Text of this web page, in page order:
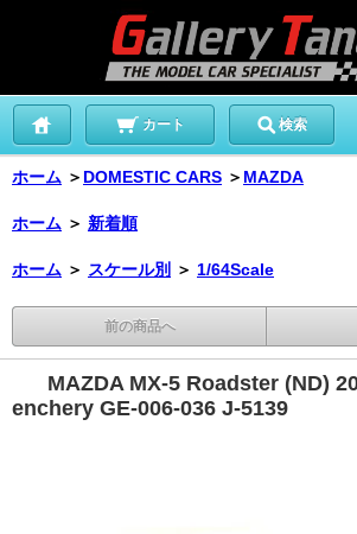
カート 検索
ホーム ＞ DOMESTIC CARS ＞ MAZDA
ホーム ＞ 新着順
ホーム ＞ スケール別 ＞ 1/64Scale
前の商品へ
MAZDA MX-5 Roadster (ND)
enchery GE-006-036 J-5139